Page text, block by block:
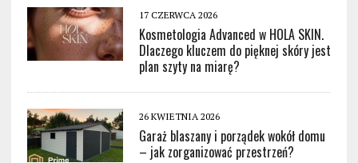
17 CZERWCA 2026
Kosmetologia Advanced w HOLA SKIN.
Dlaczego kluczem do pięknej skóry jest
plan szyty na miarę?
26 KWIETNIA 2026
Garaż blaszany i porządek wokół domu
– jak zorganizować przestrzeń?